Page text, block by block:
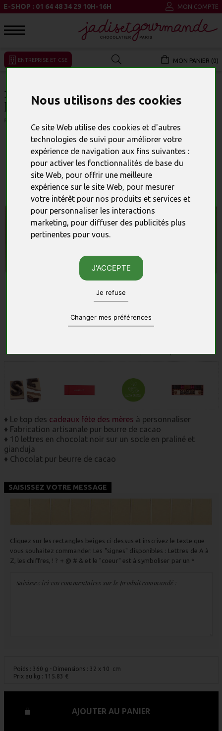
Nous utilisons des cookies
Ce site Web utilise des cookies et d'autres
technologies de suivi pour améliorer votre
expérience de navigation aux fins suivantes :
pour activer les fonctionnalités de base du
site Web pour offrir une meilleure
expérience sur le site Web pour mesurer
votre intérêt pour nos produits et services et
pour personnaliser les interactions
marketing pour diffuser des publicités plus
pertinentes pour vous
J'ACCEPTE
Je refuse
Changer mes préférences
E-SHOP : 01 64 48 34 29 10H-16H MON COMPTE
ENTREPRISE ET CSE MON PANIER (0)
10 LETTRES EN CHOCOLAT ET
PLAQUES BONNE FÊTE
♦ Le top des cadeaux fête des mères à personnaliser
♦ Fabrication artisanale pur beurre de cacao
♦ 10 lettres en chocolat noir sur un socle en praliné et
gianduja
♦ Chocolat pur beurre de cacao
SAISISSEZ VOTRE MESSAGE
Cliquez sur les rectangles beiges ci-dessus et inscrivez le texte que
vous souhaitez commander. Les "signes" disponibles : Lettres de A à
Z, les chiffres, ! ? + @ # & et le "coeur" est à symboliser par un *
Saisissez ici vos commentaires sur le produit commandé :
Poids : 360 g - Dimensions : 32 x 10 cm
Prix au kg : 115.83 €
AJOUTER AU PANIER